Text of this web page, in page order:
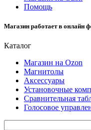
Помощь
Магазин работает в онлайн
Каталог
Магазин на Ozon
Магнитолы
Аксессуары
Установочные
Сравнительная
Голосовое